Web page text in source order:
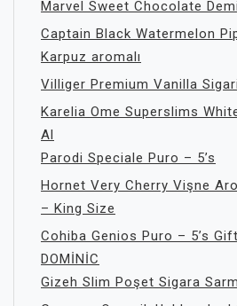
Marvel Sweet Chocolate
Captain Black Watermelon
Karpuz aromalı
Villiger Premium Vanilla
Karelia Ome Superslims
Al
Parodi Speciale Puro – 5’s
Hornet Very Cherry Vişne
– King Size
Cohiba Genios Puro – 5’s
DOMİNİC
Gizeh Slim Poşet Sigara